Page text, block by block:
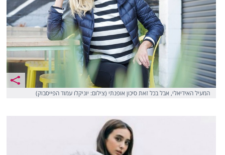
המעיל האידיאלי, אבל בכל זאת סיכון אופנתי (צילום: יוניקלו עמוד הפייסבוק)